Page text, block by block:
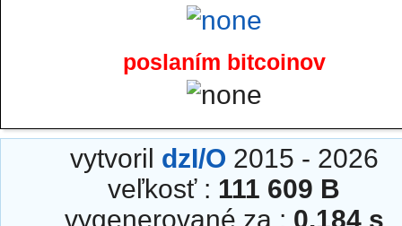
poslaním bitcoinov
vytvoril dzI/O 2015 - 2026
veľkosť : 111 609 B
vygenerované za : 0.184 s